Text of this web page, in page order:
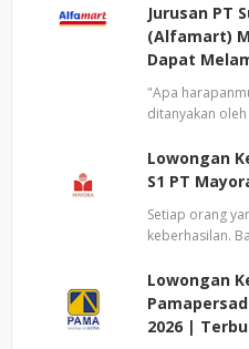
Jurusan PT
(Alfamart)
Dapat
"Apa
ditanyakan
Lowongan
S1 PT
Setiap orang
keberhasilan.
Lowongan
2026 |